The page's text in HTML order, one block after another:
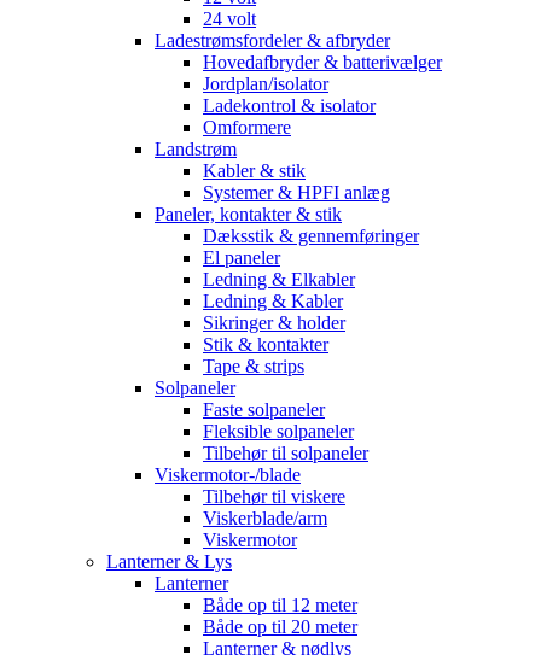
24 volt
Ladestrømsfordeler & afbryder
Hovedafbryder & batterivælger
Jordplan/isolator
Ladekontrol & isolator
Omformere
Landstrøm
Kabler & stik
Systemer & HPFI anlæg
Paneler, kontakter & stik
Dæksstik & gennemføringer
El paneler
Ledning & Elkabler
Ledning & Kabler
Sikringer & holder
Stik & kontakter
Tape & strips
Solpaneler
Faste solpaneler
Fleksible solpaneler
Tilbehør til solpaneler
Viskermotor-/blade
Tilbehør til viskere
Viskerblade/arm
Viskermotor
Lanterner & Lys
Lanterner
Både op til 12 meter
Både op til 20 meter
Lanterner & nødlys